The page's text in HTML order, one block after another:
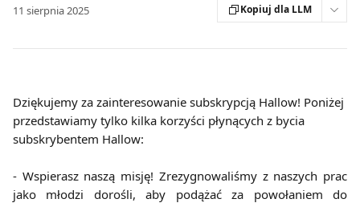
11 sierpnia 2025 Kopiuj dla LLM
Dziękujemy za zainteresowanie subskrypcją Hallow! Poniżej
przedstawiamy tylko kilka korzyści płynących z bycia
subskrybentem Hallow:
- Wspierasz naszą misję! Zrezygnowaliśmy z naszych prac
jako młodzi dorośli, aby podążać za powołaniem do